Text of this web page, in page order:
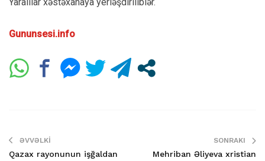
Gununsesi.info
ƏVVƏLKI
Qazax rayonunun işğaldan
SONRAKI
Mehriban Əliyeva xristian